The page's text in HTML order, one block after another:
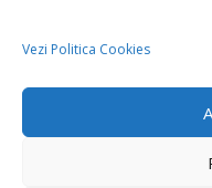
Vezi Politica Cookies
Sănătatea